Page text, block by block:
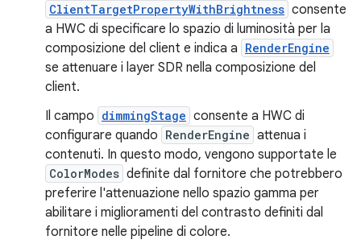
ClientTargetPropertyWithBrightness consente
a HWC di specificare lo spazio di luminosità per la
composizione del client e indica a RenderEngine
se attenuare i layer SDR nella composizione del
client.
Il campo dimmingStage consente a HWC di
configurare quando RenderEngine attenua i
contenuti. In questo modo, vengono supportate le
ColorModes definite dal fornitore che potrebbero
preferire l'attenuazione nello spazio gamma per
abilitare i miglioramenti del contrasto definiti dal
fornitore nelle pipeline di colore.